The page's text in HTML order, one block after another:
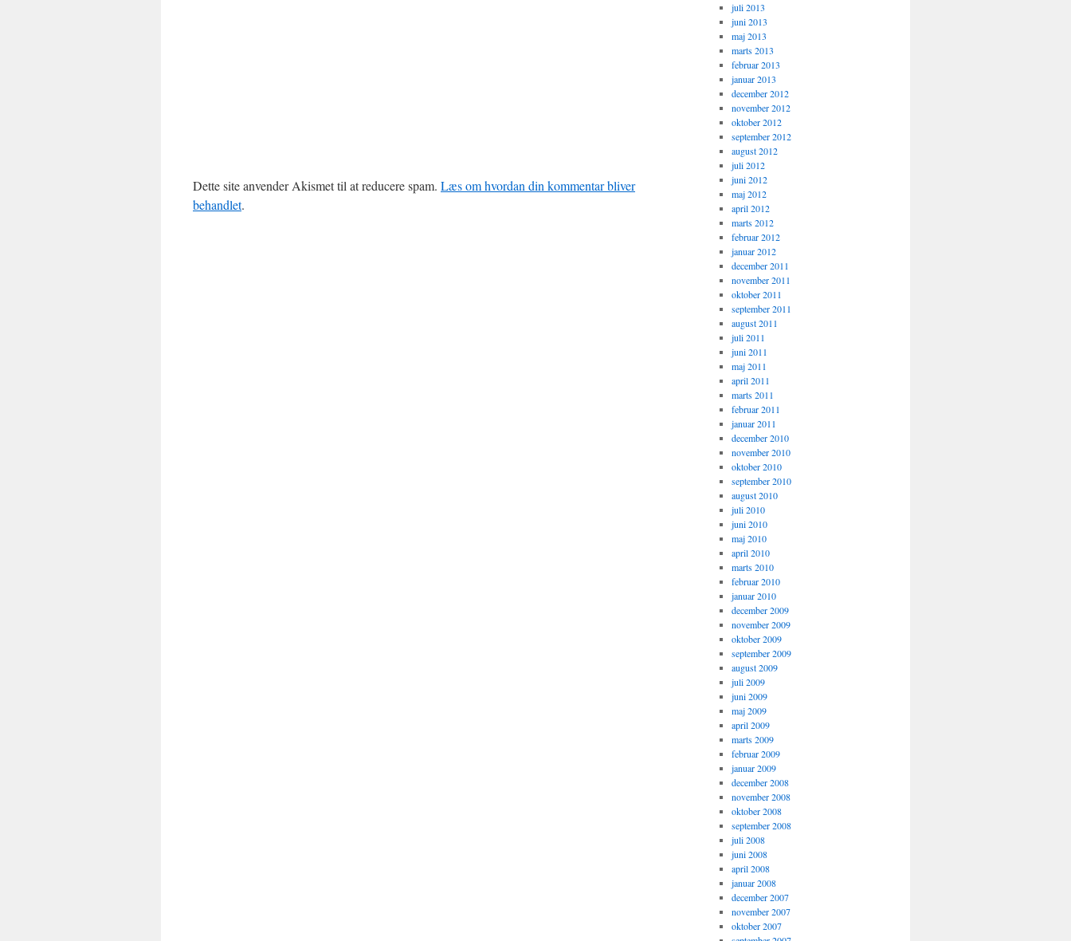
Dette site anvender Akismet til at reducere spam. Læs om hvordan din kommentar bliver
behandlet.
juli 2013
juni 2013
maj 2013
marts 2013
februar 2013
januar 2013
december 2012
november 2012
oktober 2012
september 2012
august 2012
juli 2012
juni 2012
maj 2012
april 2012
marts 2012
februar 2012
januar 2012
december 2011
november 2011
oktober 2011
september 2011
august 2011
juli 2011
juni 2011
maj 2011
april 2011
marts 2011
februar 2011
januar 2011
december 2010
november 2010
oktober 2010
september 2010
august 2010
juli 2010
juni 2010
maj 2010
april 2010
marts 2010
februar 2010
januar 2010
december 2009
november 2009
oktober 2009
september 2009
august 2009
juli 2009
juni 2009
maj 2009
april 2009
marts 2009
februar 2009
januar 2009
december 2008
november 2008
oktober 2008
september 2008
juli 2008
juni 2008
april 2008
januar 2008
december 2007
november 2007
oktober 2007